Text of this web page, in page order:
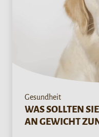
Gesundheit
WAS SOLLTEN
AN GEWICHT